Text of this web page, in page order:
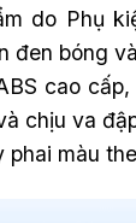
do Phụ
đen bóng
cao
chịu va
phai màu